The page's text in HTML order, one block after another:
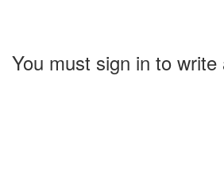
You must sign in to